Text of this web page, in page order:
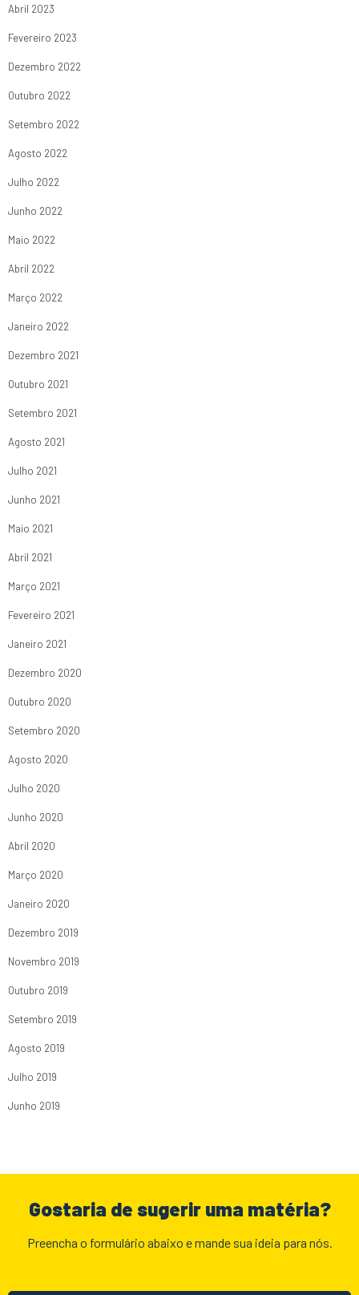
Abril 2023
Fevereiro 2023
Dezembro 2022
Outubro 2022
Setembro 2022
Agosto 2022
Julho 2022
Junho 2022
Maio 2022
Abril 2022
Março 2022
Janeiro 2022
Dezembro 2021
Outubro 2021
Setembro 2021
Agosto 2021
Julho 2021
Junho 2021
Maio 2021
Abril 2021
Março 2021
Fevereiro 2021
Janeiro 2021
Dezembro 2020
Outubro 2020
Setembro 2020
Agosto 2020
Julho 2020
Junho 2020
Abril 2020
Março 2020
Janeiro 2020
Dezembro 2019
Novembro 2019
Outubro 2019
Setembro 2019
Agosto 2019
Julho 2019
Junho 2019
Gostaria de sugerir uma matéria?
Preencha o formulário abaixo e mande sua ideia para nós.